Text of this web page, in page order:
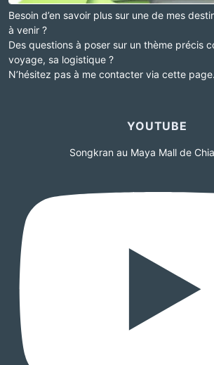
Besoin d’en savoir plus sur une de mes
à venir ?
Des questions à poser sur un thème précis
voyage, sa logistique ?
N’hésitez pas à me contacter via cette page.
YOUTUBE
Songkran au Maya Mall de